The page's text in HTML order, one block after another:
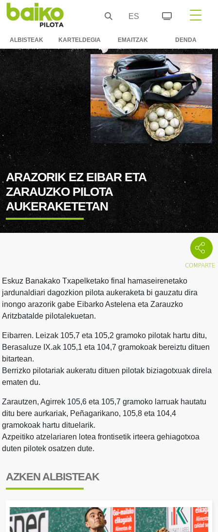
ES
ALBISTEAK KARTELDEGIA EMAITZAK DENDA
ARAZORIK EZ EIBAR ETA
ZARAUZKO PILOTA
AUKERAKETETAN
Eskuz Banakako Txapelketako final hamaseirenetako
jardunaldiari dagozkion pilota aukeraketa bi gauzatu dira
inongo arazorik gabe Eibarko Astelena eta Zarauzko
Aritzbatalde pilotalekuetan.
Eibarren. Leizak 105,7 eta 105,2 gramoko pilotak hartu ditu,
Berasaluze IX.ak 105,1 eta 104,7 gramokoak bereiztu dituen
bitartean.
Berrizko pilotariak aukeratu dituen pilotak biziagotxuak direla
ematen du.
Zarautzen, Agirrek 105,6 eta 105,7 gramoko larruak hautatu
ditu bere aurkariak, Peñagarikano, 105,8 eta 104,4
gramokoak hartu dituelarik.
Azpeitiko atzelariaren lotea frontisetik irteera gehiagotxoa
duten pilotek osatzen dute.
AZKEN ALBISTEAK